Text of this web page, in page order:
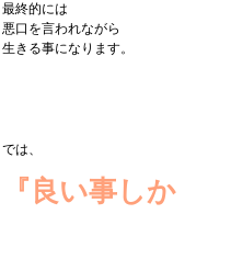
最終的には
悪口を言われながら
生きる事になります。
では、
『良い事しか